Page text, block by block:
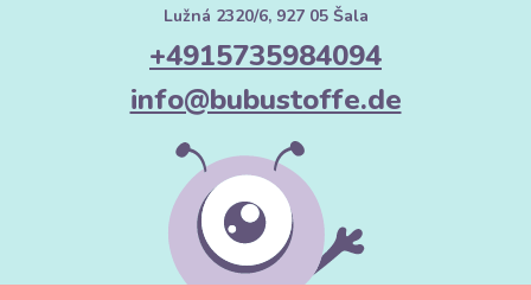
Lužná 2320/6, 927 05 Šala
+4915735984094
info@bubustoffe.de